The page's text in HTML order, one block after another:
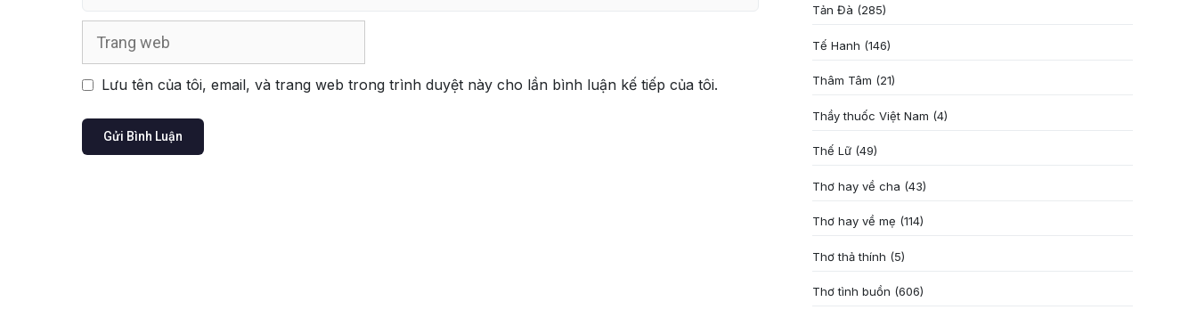
Lưu tên của tôi, email, và trang web trong trình duyệt này cho lần bình luận kế tiếp của tôi.
Tản Đà (285)
Tế Hanh (146)
Thâm Tâm (21)
Thầy thuốc Việt Nam (4)
Thế Lữ (49)
Thơ hay về cha (43)
Thơ hay về mẹ (114)
Thơ thả thính (5)
Thơ tình buồn (606)